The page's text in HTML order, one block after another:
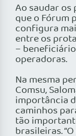
Ao saudar os
que o Fórum
configura
entre os
–
operadoras.
Na mesma
Comsu,
importância
caminhos
tão
brasileiras.